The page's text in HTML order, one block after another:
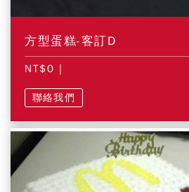
方型蛋糕-客訂D
NT$0 |
聯絡我們